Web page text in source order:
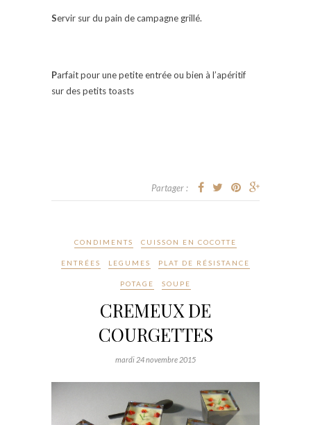
Servir sur du pain de campagne grillé.
Parfait pour une petite entrée ou bien à l’apéritif
sur des petits toasts
Partager :
CONDIMENTS CUISSON EN COCOTTE
ENTRÉES LEGUMES PLAT DE RÉSISTANCE
POTAGE SOUPE
CREMEUX DE
COURGETTES
mardi 24 novembre 2015